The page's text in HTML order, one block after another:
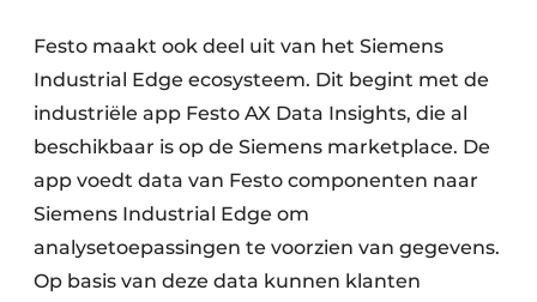
Festo maakt ook deel uit van het Siemens
Industrial Edge ecosysteem. Dit begint met de
industriële app Festo AX Data Insights, die al
beschikbaar is op de Siemens marketplace. De
app voedt data van Festo componenten naar
Siemens Industrial Edge om
analysetoepassingen te voorzien van gegevens.
Op basis van deze data kunnen klanten